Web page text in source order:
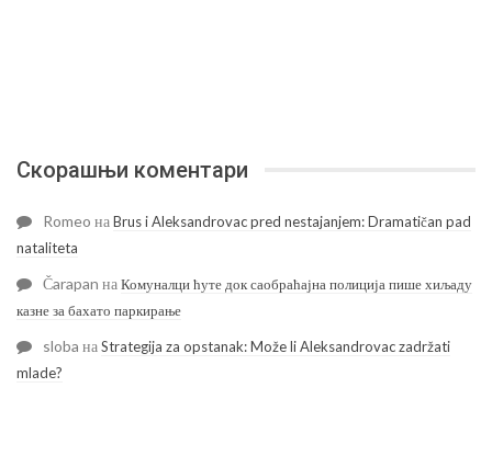
Скорашњи коментари
Romeo наBrus i Aleksandrovac pred nestajanjem: Dramatičan pad
nataliteta
Čarapan наКомуналци ћуте док саобраћајна полиција пише хиљаду
казне за бахато паркирање
sloba наStrategija za opstanak: Može li Aleksandrovac zadržati
mlade?